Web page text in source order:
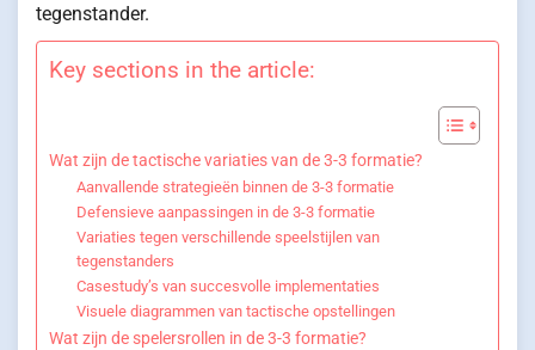
tegenstander.
Key sections in the article:
Wat zijn de tactische variaties van de 3-3 formatie?
Aanvallende strategieën binnen de 3-3 formatie
Defensieve aanpassingen in de 3-3 formatie
Variaties tegen verschillende speelstijlen van
tegenstanders
Casestudy’s van succesvolle implementaties
Visuele diagrammen van tactische opstellingen
Wat zijn de spelersrollen in de 3-3 formatie?